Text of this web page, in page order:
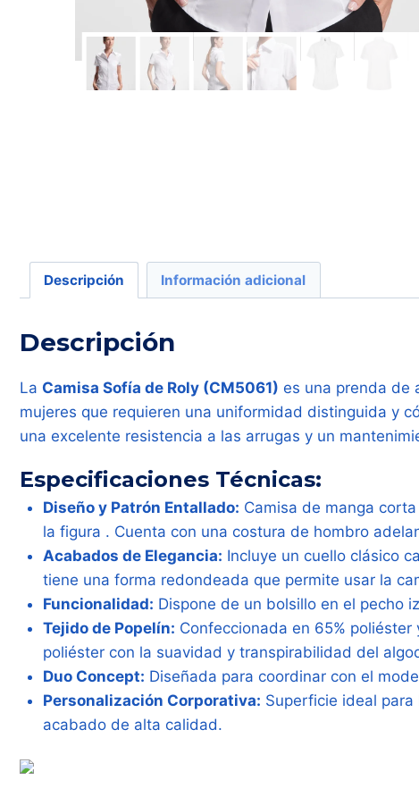
Descripción Información adicional
Descripción
La Camisa Sofía de Roly (CM5061) es una prenda de
mujeres que requieren una uniformidad distinguida y
una excelente resistencia a las arrugas y un
Especificaciones Técnicas:
Diseño y Patrón Entallado: Camisa de manga
la figura . Cuenta con una costura de hombro
Acabados de Elegancia: Incluye un cuello clásico
tiene una forma redondeada que permite usar la
Funcionalidad: Dispone de un bolsillo en el pecho
Tejido de Popelín: Confeccionada en 65%
poliéster con la suavidad y transpirabilidad del
Duo Concept: Diseñada para coordinar con el
Personalización Corporativa: Superficie ideal
acabado de alta calidad.